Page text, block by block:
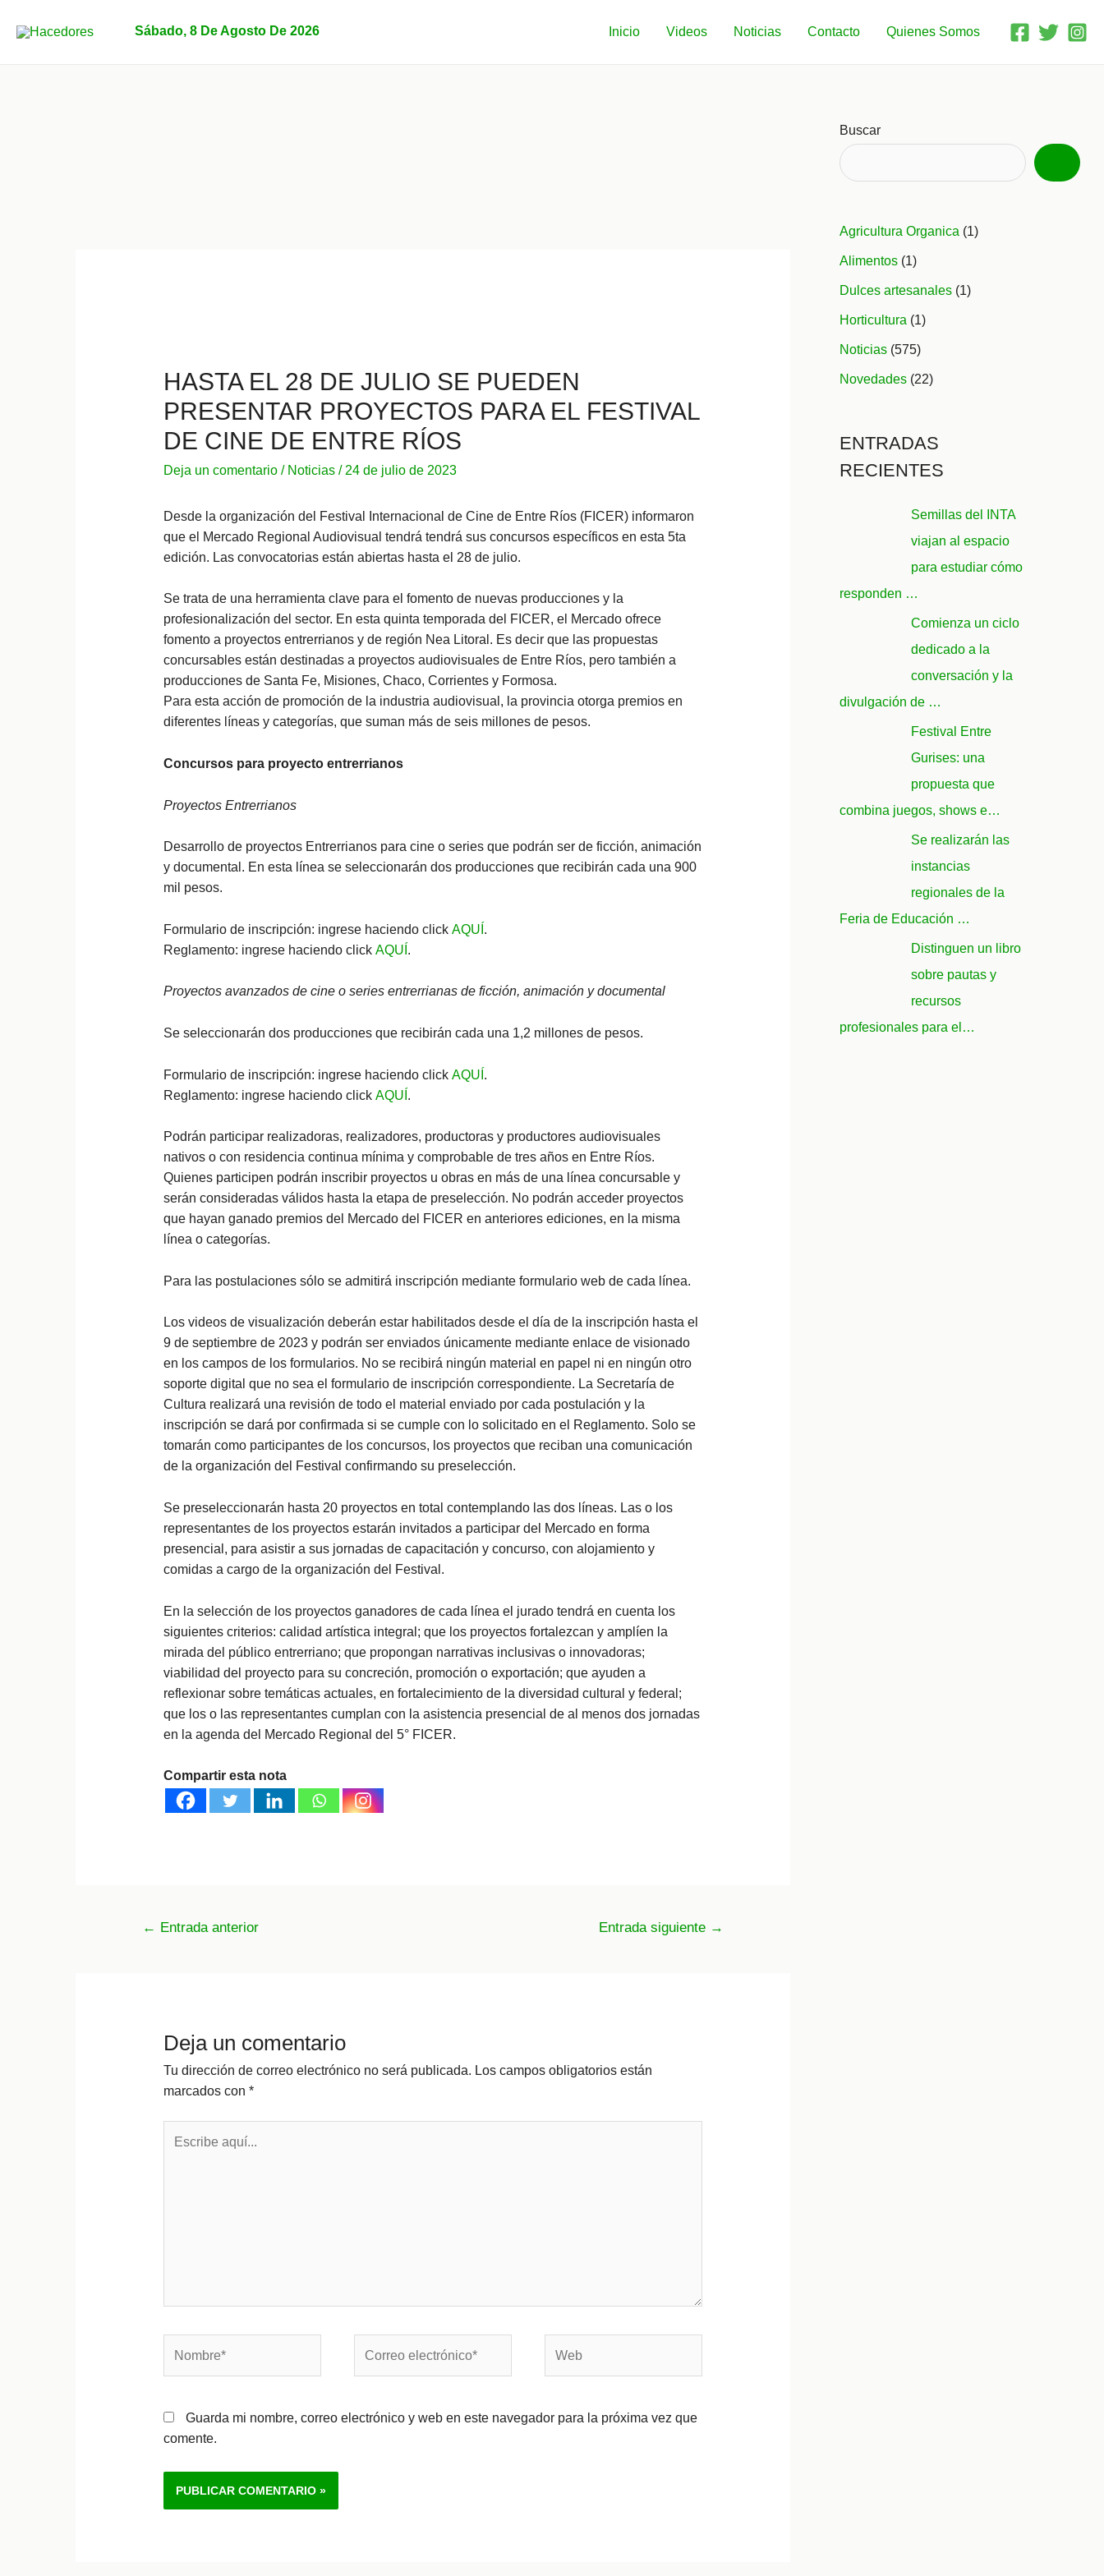
Sábado, 8 De Agosto De 2026 Inicio Videos Noticias Contacto Quienes Somos
HASTA EL 28 DE JULIO SE PUEDEN
PRESENTAR PROYECTOS PARA EL FESTIVAL
DE CINE DE ENTRE RÍOS
Deja un comentario / Noticias/ 24 de julio de 2023
Desde la organización del Festival Internacional de Cine de Entre Ríos (FICER) informaron
que el Mercado Regional Audiovisual tendrá tendrá sus concursos específicos en esta 5ta
edición. Las convocatorias están abiertas hasta el 28 de julio.
Se trata de una herramienta clave para el fomento de nuevas producciones y la
profesionalización del sector. En esta quinta temporada del FICER, el Mercado ofrece
fomento a proyectos entrerrianos y de región Nea Litoral. Es decir que las propuestas
concursables están destinadas a proyectos audiovisuales de Entre Ríos, pero también a
producciones de Santa Fe, Misiones, Chaco, Corrientes y Formosa.
Para esta acción de promoción de la industria audiovisual, la provincia otorga premios en
diferentes líneas y categorías, que suman más de seis millones de pesos.
Concursos para proyecto entrerrianos
Proyectos Entrerrianos
Desarrollo de proyectos Entrerrianos para cine o series que podrán ser de ficción, animación
y documental. En esta línea se seleccionarán dos producciones que recibirán cada una 900
mil pesos.
Formulario de inscripción: ingrese haciendo click AQUÍ .
Reglamento: ingrese haciendo click AQUÍ .
Proyectos avanzados de cine o series entrerrianas de ficción, animación y documental
Se seleccionarán dos producciones que recibirán cada una 1,2 millones de pesos.
Formulario de inscripción: ingrese haciendo click AQUÍ .
Reglamento: ingrese haciendo click AQUÍ .
Podrán participar realizadoras, realizadores, productoras y productores audiovisuales
nativos o con residencia continua mínima y comprobable de tres años en Entre Ríos.
Quienes participen podrán inscribir proyectos u obras en más de una línea concursable y
serán consideradas válidos hasta la etapa de preselección. No podrán acceder proyectos
que hayan ganado premios del Mercado del FICER en anteriores ediciones, en la misma
línea o categorías.
Para las postulaciones sólo se admitirá inscripción mediante formulario web de cada línea.
Los videos de visualización deberán estar habilitados desde el día de la inscripción hasta el
9 de septiembre de 2023 y podrán ser enviados únicamente mediante enlace de visionado
en los campos de los formularios. No se recibirá ningún material en papel ni en ningún otro
soporte digital que no sea el formulario de inscripción correspondiente. La Secretaría de
Cultura realizará una revisión de todo el material enviado por cada postulación y la
inscripción se dará por confirmada si se cumple con lo solicitado en el Reglamento. Solo se
tomarán como participantes de los concursos, los proyectos que reciban una comunicación
de la organización del Festival confirmando su preselección.
Se preseleccionarán hasta 20 proyectos en total contemplando las dos líneas. Las o los
representantes de los proyectos estarán invitados a participar del Mercado en forma
presencial, para asistir a sus jornadas de capacitación y concurso, con alojamiento y
comidas a cargo de la organización del Festival.
En la selección de los proyectos ganadores de cada línea el jurado tendrá en cuenta los
siguientes criterios: calidad artística integral; que los proyectos fortalezcan y amplíen la
mirada del público entrerriano; que propongan narrativas inclusivas o innovadoras;
viabilidad del proyecto para su concreción, promoción o exportación; que ayuden a
reflexionar sobre temáticas actuales, en fortalecimiento de la diversidad cultural y federal;
que los o las representantes cumplan con la asistencia presencial de al menos dos jornadas
en la agenda del Mercado Regional del 5° FICER.
Compartir esta nota
Navegación
← Entrada anterior Entrada siguiente →
Deja un comentario
Tu dirección de correo electrónico no será publicada. Los campos obligatorios están
marcados con *
aquí...
electrónico*
Guarda mi nombre, correo electrónico y web en este navegador para la próxima vez que
comente.
Buscar
Agricultura Organica (1)
Alimentos (1)
Dulces artesanales (1)
Horticultura (1)
Noticias (575)
Novedades (22)
ENTRADAS
RECIENTES
Semillas del INTA
viajan al espacio
para estudiar cómo
responden …
Comienza un ciclo
dedicado a la
conversación y la
divulgación de …
Festival Entre
Gurises: una
propuesta que
combina juegos, shows e…
Se realizarán las
instancias
regionales de la
Feria de Educación …
Distinguen un libro
sobre pautas y
recursos
profesionales para el…